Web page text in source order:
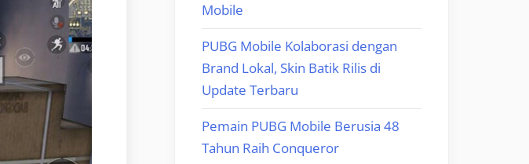
Mobile
PUBG Mobile Kolaborasi dengan
Brand Lokal, Skin Batik Rilis di
Update Terbaru
Pemain PUBG Mobile Berusia 48
Tahun Raih Conqueror